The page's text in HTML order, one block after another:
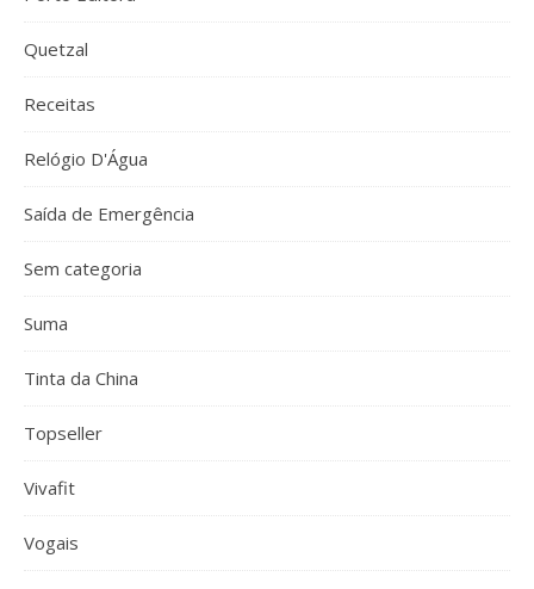
Quetzal
Receitas
Relógio D'Água
Saída de Emergência
Sem categoria
Suma
Tinta da China
Topseller
Vivafit
Vogais